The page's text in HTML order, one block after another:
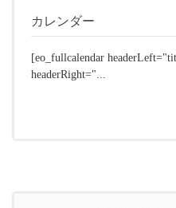
カレンダー
[eo_fullcalendar
headerRight="...